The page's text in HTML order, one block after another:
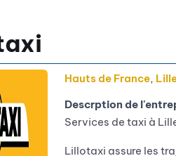
Hauts de France,
Descrption de
Services de taxi à
Lillotaxi assure les